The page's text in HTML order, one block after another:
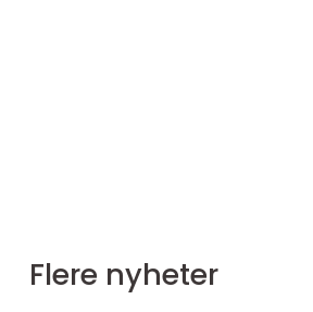
Flere nyheter